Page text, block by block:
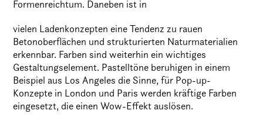
Formenreichtum. Daneben ist in
vielen Ladenkonzepten eine Tendenz zu rauen
Betonoberflächen und strukturierten Naturmaterialien
erkennbar. Farben sind weiterhin ein wichtiges
Gestaltungselement. Pastelltöne beruhigen in einem
Beispiel aus Los Angeles die Sinne, für Pop-up-
Konzepte in London und Paris werden kräftige Farben
eingesetzt, die einen Wow-Effekt auslösen.